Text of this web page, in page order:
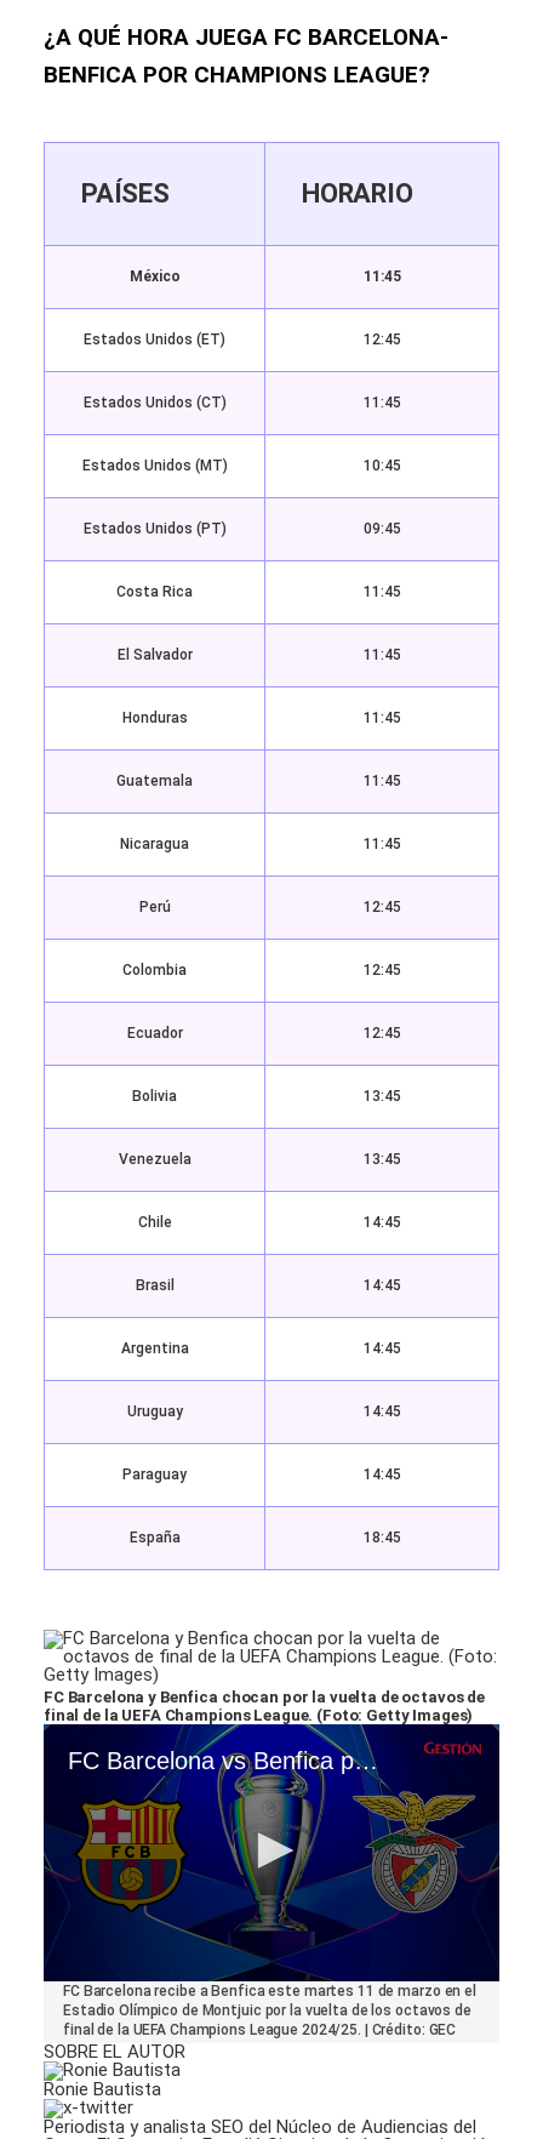
¿A QUÉ HORA JUEGA FC BARCELONA-
BENFICA POR CHAMPIONS LEAGUE?
PAÍSES HORARIO
México 11:45
Estados Unidos (ET) 12:45
Estados Unidos (CT) 11:45
Estados Unidos (MT) 10:45
Estados Unidos (PT) 09:45
Costa Rica 11:45
El Salvador 11:45
Honduras 11:45
Guatemala 11:45
Nicaragua 11:45
Perú 12:45
Colombia 12:45
Ecuador 12:45
Bolivia 13:45
Venezuela 13:45
Chile 14:45
Brasil 14:45
Argentina 14:45
Uruguay 14:45
Paraguay 14:45
España 18:45
FC Barcelona y Benfica chocan por la vuelta de octavos de
final de la UEFA Champions League. (Foto: Getty Images)
FC Barcelona vs Benfica por partido de vuelta de octavos de final de la UEFA Champions League 2024-25
seconds
30
seconds
FC Barcelona recibe a Benfica este martes 11 de marzo en el
Estadio Olímpico de Montjuic por la vuelta de los octavos de
final de la UEFA Champions League 2024/25. | Crédito: GEC
SOBRE EL AUTOR
Ronie Bautista
Periodista y analista SEO del Núcleo de Audiencias del